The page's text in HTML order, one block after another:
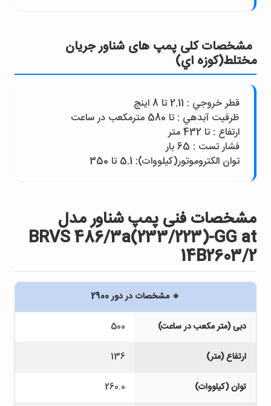
مشخصات کلی پمپ های شناور جريان
مختلط(کوزه اي)
قطر خروجي : 2.11 تا 8 اينچ
ظرفيت آبدهي : تا 580 مترمکعب در ساعت
ارتفاع : تا 432 متر
فشار تست : 65 بار
توان الکتروموتور(کيلووات): 5.1 تا 350
مشخصات فنی پمپ شناور مدل
BRVS 486/3a(233/223)-GG at
14B2603/2
🔹 مشخصات در دور 2900
دبی (متر مکعب در ساعت) 500
ارتفاع (متر) 136
توان (کیلووات) 260.0